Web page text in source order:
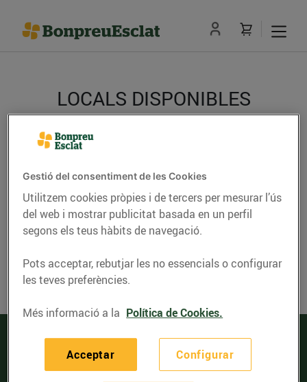
LOCALS DISPONIBLES
Error:
En aquesta pàgina t'informem dels diferents locals
comercials dels quals disposem. Si estàs interessat
en llogar algun d'aquests espais, pots trucar al
857 25 07o enviar un e-mail a
Gestió del consentiment de les Cookies
Utilitzem cookies pròpies i de tercers per mesurar l’ús
del web i mostrar publicitat basada en un perfil
segons els teus hàbits de navegació.
Pots acceptar, rebutjar les no essencials o configurar
les teves preferències.
Més informació a la Política de Cookies.
Configurar
Acceptar